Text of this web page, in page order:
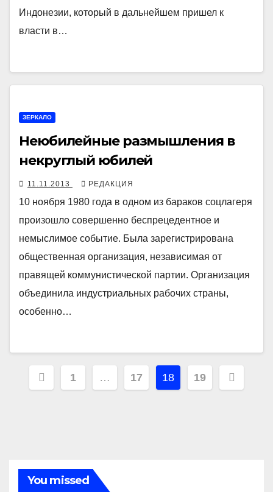
Индонезии, который в дальнейшем пришел к
власти в…
ЗЕРКАЛО
Неюбилейные размышления в
некруглый юбилей
11.11.2013 РЕДАКЦИЯ
10 ноября 1980 года в одном из бараков соцлагеря
произошло совершенно беспрецедентное и
немыслимое событие. Была зарегистрирована
общественная организация, независимая от
правящей коммунистической партии. Организация
объединила индустриальных рабочих страны,
особенно…
Навигация
1 … 17 18 19
You missed